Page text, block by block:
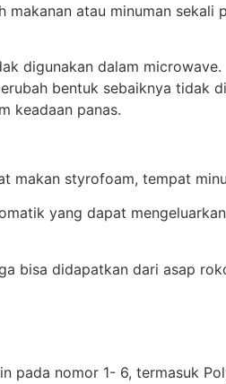
makanan atau minuman sekali
digunakan dalam microwave.
bentuk sebaiknya tidak
keadaan panas.
makan styrofoam, tempat
yang dapat
bisa didapatkan dari asap
pada nomor 1- 6, termasuk